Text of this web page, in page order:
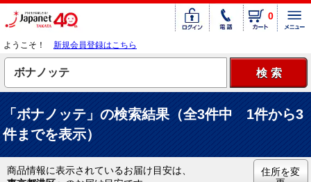
0
ようこそ！ 新規会員登録はこちら
「ボナノッテ」の検索結果（全3件中 1件から3
件までを表示）
商品情報に表示されているお届け目安は、
住所を変